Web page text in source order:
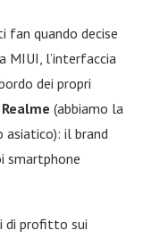
fan quando decise
MIUI, l’interfaccia
dei propri
Realme (abbiamo la
asiatico): il brand
smartphone
di profitto sui